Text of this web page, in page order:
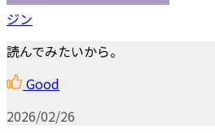
ジン
読んでみたいから。
Good
2026/02/26